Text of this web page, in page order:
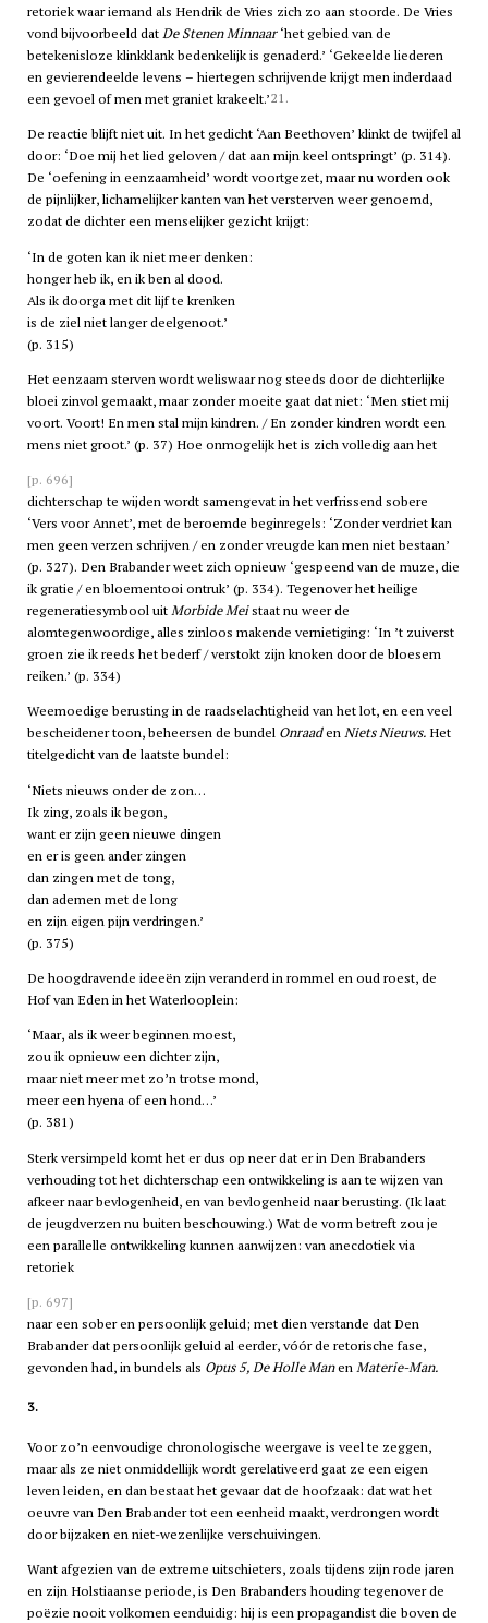
retoriek waar iemand als Hendrik de Vries zich zo aan stoorde. De Vries
vond bijvoorbeeld datDe Stenen Minnaar‘het gebied van de
betekenisloze klinkklank bedenkelijk is genaderd.’ ‘Gekeelde liederen
en gevierendeelde levens – hiertegen schrijvende krijgt men inderdaad
een gevoel of men met graniet krakeelt.’21.
De reactie blijft niet uit. In het gedicht ‘Aan Beethoven’ klinkt de twijfel al
door: ‘Doe mij het lied geloven / dat aan mijn keel ontspringt’ (p. 314).
De ‘oefening in eenzaamheid’ wordt voortgezet, maar nu worden ook
de pijnlijker, lichamelijker kanten van het versterven weer genoemd,
zodat de dichter een menselijker gezicht krijgt:
‘In de goten kan ik niet meer denken:
honger heb ik, en ik ben al dood.
Als ik doorga met dit lijf te krenken
is de ziel niet langer deelgenoot.’
(p. 315)
Het eenzaam sterven wordt weliswaar nog steeds door de dichterlijke
bloei zinvol gemaakt, maar zonder moeite gaat dat niet: ‘Men stiet mij
voort. Voort! En men stal mijn kindren. / En zonder kindren wordt een
mens niet groot.’ (p. 37) Hoe onmogelijk het is zich volledig aan het
[p. 696]
dichterschap te wijden wordt samengevat in het verfrissend sobere
‘Vers voor Annet’, met de beroemde beginregels: ‘Zonder verdriet kan
men geen verzen schrijven / en zonder vreugde kan men niet bestaan’
(p. 327). Den Brabander weet zich opnieuw ‘gespeend van de muze, die
ik gratie / en bloementooi ontruk’ (p. 334). Tegenover het heilige
regeneratiesymbool uitMorbide Meistaat nu weer de
alomtegenwoordige, alles zinloos makende vernietiging: ‘In ’t zuiverst
groen zie ik reeds het bederf / verstokt zijn knoken door de bloesem
reiken.’ (p. 334)
Weemoedige berusting in de raadselachtigheid van het lot, en een veel
bescheidener toon, beheersen de bundel OnraadenNiets Nieuws.Het
titelgedicht van de laatste bundel:
‘Niets nieuws onder de zon…
Ik zing, zoals ik begon,
want er zijn geen nieuwe dingen
en er is geen ander zingen
dan zingen met de tong,
dan ademen met de long
en zijn eigen pijn verdringen.’
(p. 375)
De hoogdravende ideeën zijn veranderd in rommel en oud roest, de
Hof van Eden in het Waterlooplein:
‘Maar, als ik weer beginnen moest,
zou ik opnieuw een dichter zijn,
maar niet meer met zo’n trotse mond,
meer een hyena of een hond…’
(p. 381)
Sterk versimpeld komt het er dus op neer dat er in Den Brabanders
verhouding tot het dichterschap een ontwikkeling is aan te wijzen van
afkeer naar bevlogenheid, en van bevlogenheid naar berusting. (Ik laat
de jeugdverzen nu buiten beschouwing.) Wat de vorm betreft zou je
een parallelle ontwikkeling kunnen aanwijzen: van anecdotiek via
retoriek
[p. 697]
naar een sober en persoonlijk geluid; met dien verstande dat Den
Brabander dat persoonlijk geluid al eerder, vóór de retorische fase,
gevonden had, in bundels als Opus 5, De Holle ManenMaterie-Man.
3.
Voor zo’n eenvoudige chronologische weergave is veel te zeggen,
maar als ze niet onmiddellijk wordt gerelativeerd gaat ze een eigen
leven leiden, en dan bestaat het gevaar dat de hoofzaak: dat wat het
oeuvre van Den Brabander tot een eenheid maakt, verdrongen wordt
door bijzaken en niet-wezenlijke verschuivingen.
Want afgezien van de extreme uitschieters, zoals tijdens zijn rode jaren
en zijn Holstiaanse periode, is Den Brabanders houding tegenover de
poëzie nooit volkomen eenduidig: hij is een propagandist die boven de